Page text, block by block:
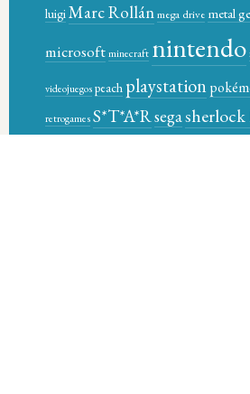
luigiMarc Rollánmega drive metal
microsoftminecraft nintendo
videojuegospeach playstation
retrogamesS*T*A*Rsegasherlock